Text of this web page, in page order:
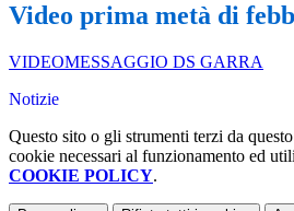
Video prima metà di
VIDEOMESSAGGIO DS GARRA
Notizie
Questo sito o gli strumenti terzi da
cookie necessari al funzionamento ed
COOKIE POLICY.